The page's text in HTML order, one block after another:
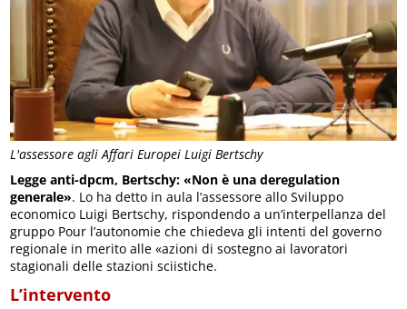
L'assessore agli Affari Europei Luigi Bertschy
Legge anti-dpcm, Bertschy: «Non è una deregulation
generale». Lo ha detto in aula l’assessore allo Sviluppo
economico Luigi Bertschy, rispondendo a un’interpellanza del
gruppo Pour l’autonomie che chiedeva gli intenti del governo
regionale in merito alle «azioni di sostegno ai lavoratori
stagionali delle stazioni sciistiche.
L’intervento